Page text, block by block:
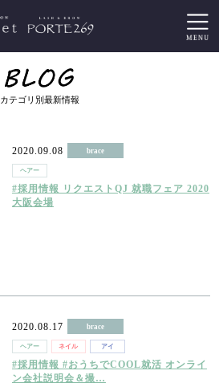
カテゴリ別最新情報
2020.09.08 brace
ヘアー
#採用情報 リクエストQJ 就職フェア 2020
大阪会場
2020.08.17 brace
ヘアー ネイル アイ
#採用情報 #おうちでCOOL就活 オンライ
ン会社説明会＆撮…